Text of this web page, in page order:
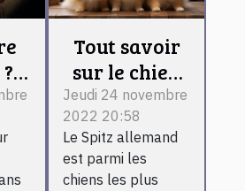
Tout savoir
sur le chien
Spitz
Allemand
Jeudi 24 novembre
2022 20:58
Le Spitz allemand
est parmi les
chiens les plus